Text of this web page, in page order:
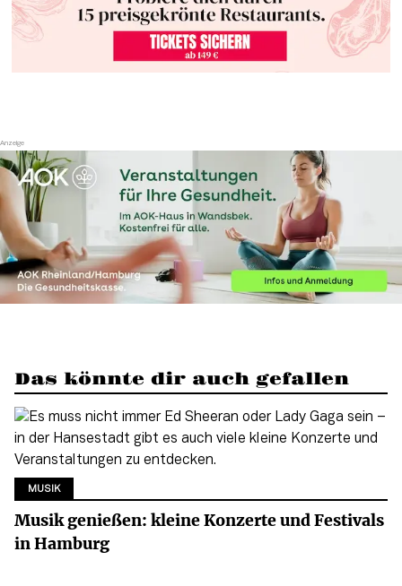
Das könnte dir auch gefallen
MUSIK
Musik genießen: kleine Konzerte und Festivals
in Hamburg